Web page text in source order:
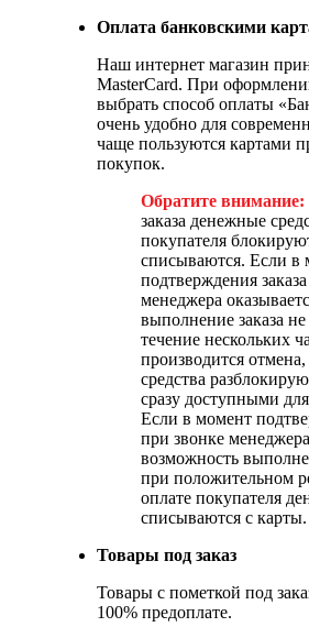
Оплата банковскими
Наш интернет магазин
MasterCard. При
выбрать способ оплаты
очень удобно для
чаще пользуются картами
покупок.
Обратите внимание:
заказа денежные
покупателя
списываются. Если в
подтверждения
менеджера
выполнение заказа
течение нескольких
производится
средства
сразу доступными
Если в момент
при звонке
возможность
при положительном
оплате покупателя
списываются с карты.
Товары под заказ
Товары с пометкой под
100% предоплате.